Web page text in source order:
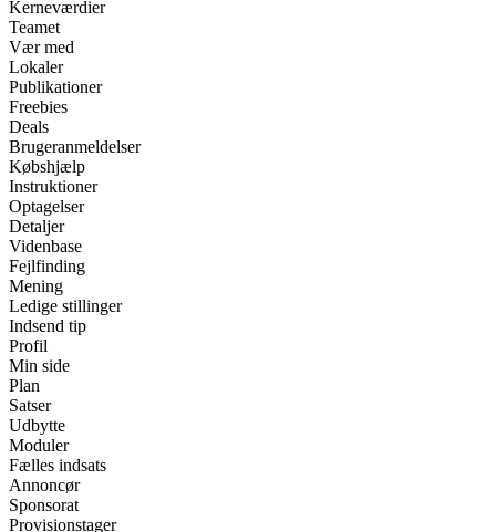
Kerneværdier
Teamet
Vær med
Lokaler
Publikationer
Freebies
Deals
Brugeranmeldelser
Købshjælp
Instruktioner
Optagelser
Detaljer
Videnbase
Fejlfinding
Mening
Ledige stillinger
Indsend tip
Profil
Min side
Plan
Satser
Udbytte
Moduler
Fælles indsats
Annoncør
Sponsorat
Provisionstager